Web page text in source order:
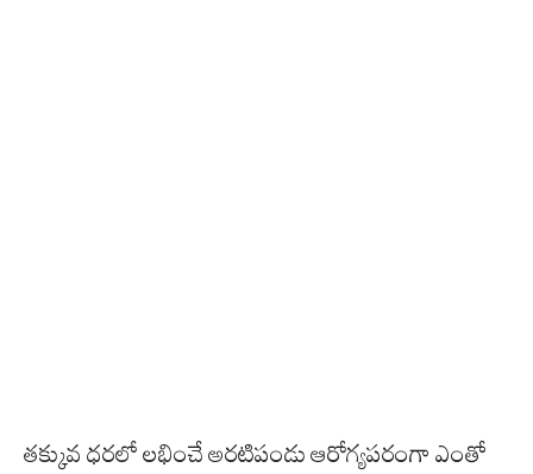
తక్కువ ధరలో లభించే అరటిపండు ఆరోగ్యపరంగా ఎంతో